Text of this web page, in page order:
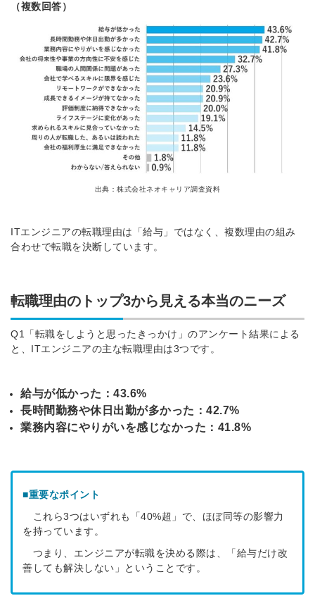
（複数回答）
出典：株式会社ネオキャリア調査資料
ITエンジニアの転職理由は「給与」ではなく、複数理由の組み
合わせで転職を決断しています。
転職理由のトップ3から見える本当のニーズ
Q1「転職をしようと思ったきっかけ」のアンケート結果による
と、ITエンジニアの主な転職理由は3つです。
給与が低かった：43.6%
長時間勤務や休日出勤が多かった：42.7%
業務内容にやりがいを感じなかった：41.8%
■重要なポイント
これら3つはいずれも「40%超」で、ほぼ同等の影響力
を持っています。
つまり、エンジニアが転職を決める際は、「給与だけ改
善しても解決しない」ということです。